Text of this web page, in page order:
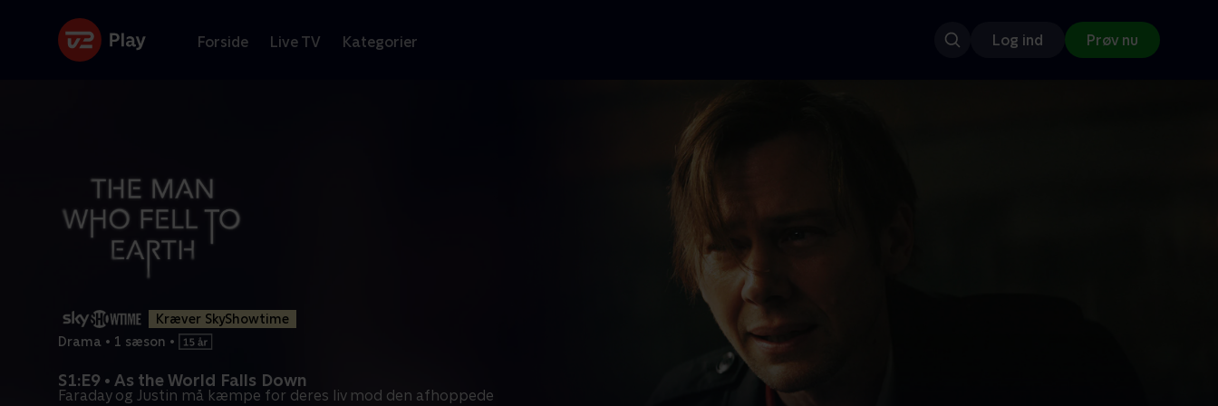
Forside Live TV Kategorier Log ind Prøv nu
Kræver SkyShowtime
Drama • 1 sæson •
S1:E9 • As the World Falls Down
Faraday og Justin må kæmpe for deres liv mod den afhoppede